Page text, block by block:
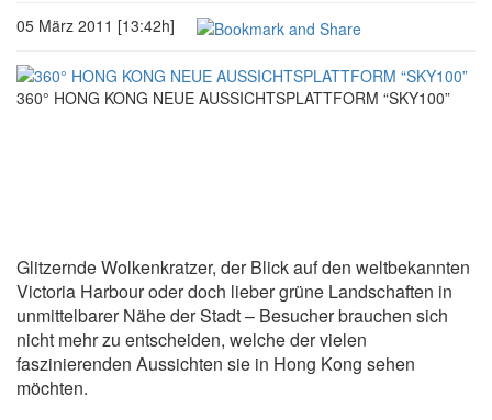
05 März 2011 [13:42h]
360° HONG KONG NEUE AUSSICHTSPLATTFORM “SKY100”
Glitzernde Wolkenkratzer, der Blick auf den weltbekannten
Victoria Harbour oder doch lieber grüne Landschaften in
unmittelbarer Nähe der Stadt – Besucher brauchen sich
nicht mehr zu entscheiden, welche der vielen
faszinierenden Aussichten sie in Hong Kong sehen
möchten.